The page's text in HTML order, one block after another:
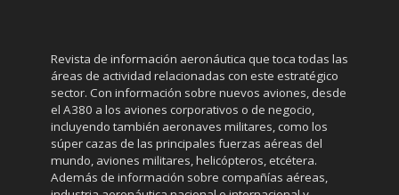
Revista de información aeronáutica que toca todas las
áreas de actividad relacionadas con este estratégico
sector. Con información sobre nuevos aviones, desde
el A380 a los aviones corporativos o de negocio,
incluyendo también aeronaves militares, como los
súper cazas de las principales fuerzas aéreas del
mundo, aviones militares, helicópteros, etcétera.
Además de información sobre compañías aéreas,